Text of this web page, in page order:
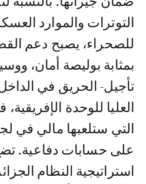
التوترات والموارد
للصحراء، يصبح دعم
بمثابة بوليصة أمان،
تأجيل- الحريق في
العليا للوحدة
التي ستلعبها مالي في
على حسابات دفاعية.
استراتيجية النظام